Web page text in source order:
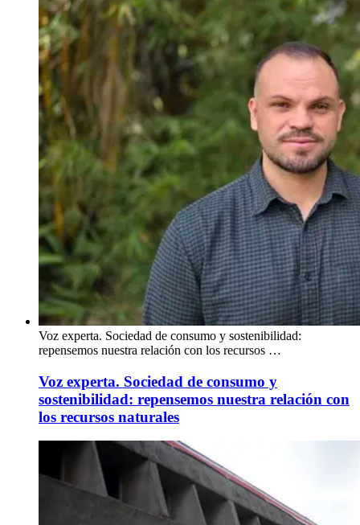
Voz experta. Sociedad de consumo y sostenibilidad:
repensemos nuestra relación con los recursos …
Voz experta. Sociedad de consumo y
sostenibilidad: repensemos nuestra relación con
los recursos naturales